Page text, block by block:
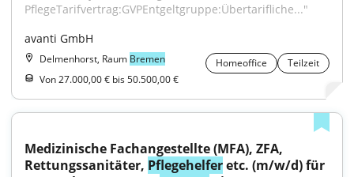
PflegeTarifvertrag:GVPEntgeltgruppe:Übertarifliche..."
avanti GmbH
Delmenhorst, Raum Bremen Homeoffice
Teilzeit
Von 27.000,00 € bis 50.500,00 €
Medizinische Fachangestellte (MFA), ZFA,
Rettungssanitäter, Pflegehelfer etc. (m/w/d) für